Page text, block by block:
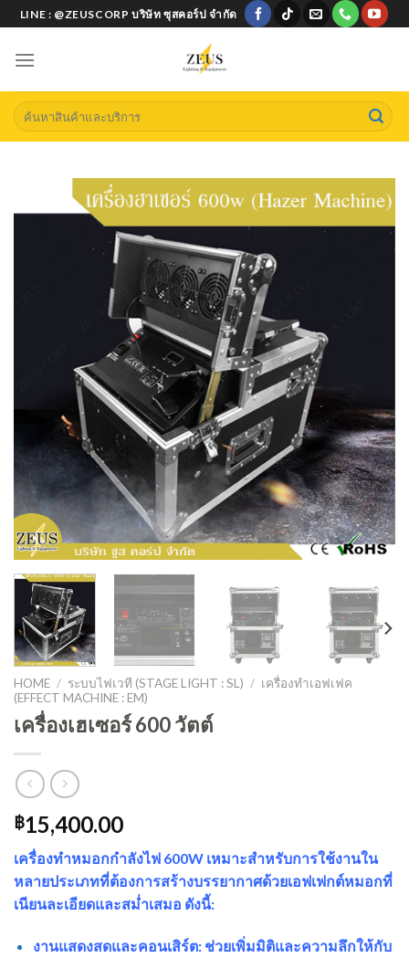
Skip
to
content
LINE : @ZEUSCORP บริษัท ซุสคอร์ป จำกัด
Search
for:
HOME / ระบบไฟเวที (STAGE LIGHT : SL) / เครื่องทำเอฟเฟค
(EFFECT MACHINE : EM)
เครื่องเฮเซอร์ 600 วัตต์
฿15,400.00
เครื่องทำหมอกกำลังไฟ 600W เหมาะสำหรับการใช้งานใน
หลายประเภทที่ต้องการสร้างบรรยากาศด้วยเอฟเฟกต์หมอกที่
เนียนละเอียดและสม่ำเสมอ ดังนี้:
งานแสดงสดและคอนเสิร์ต: ช่วยเพิ่มมิติและความลึกให้กับ